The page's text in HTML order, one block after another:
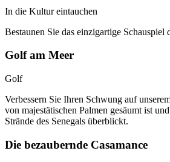
In die Kultur eintauchen
Bestaunen Sie das einzigartige Schauspiel
Golf am Meer
Golf
Verbessern Sie Ihren Schwung auf
von majestätischen Palmen gesäumt ist
Strände des Senegals überblickt.
Die bezaubernde Casamance